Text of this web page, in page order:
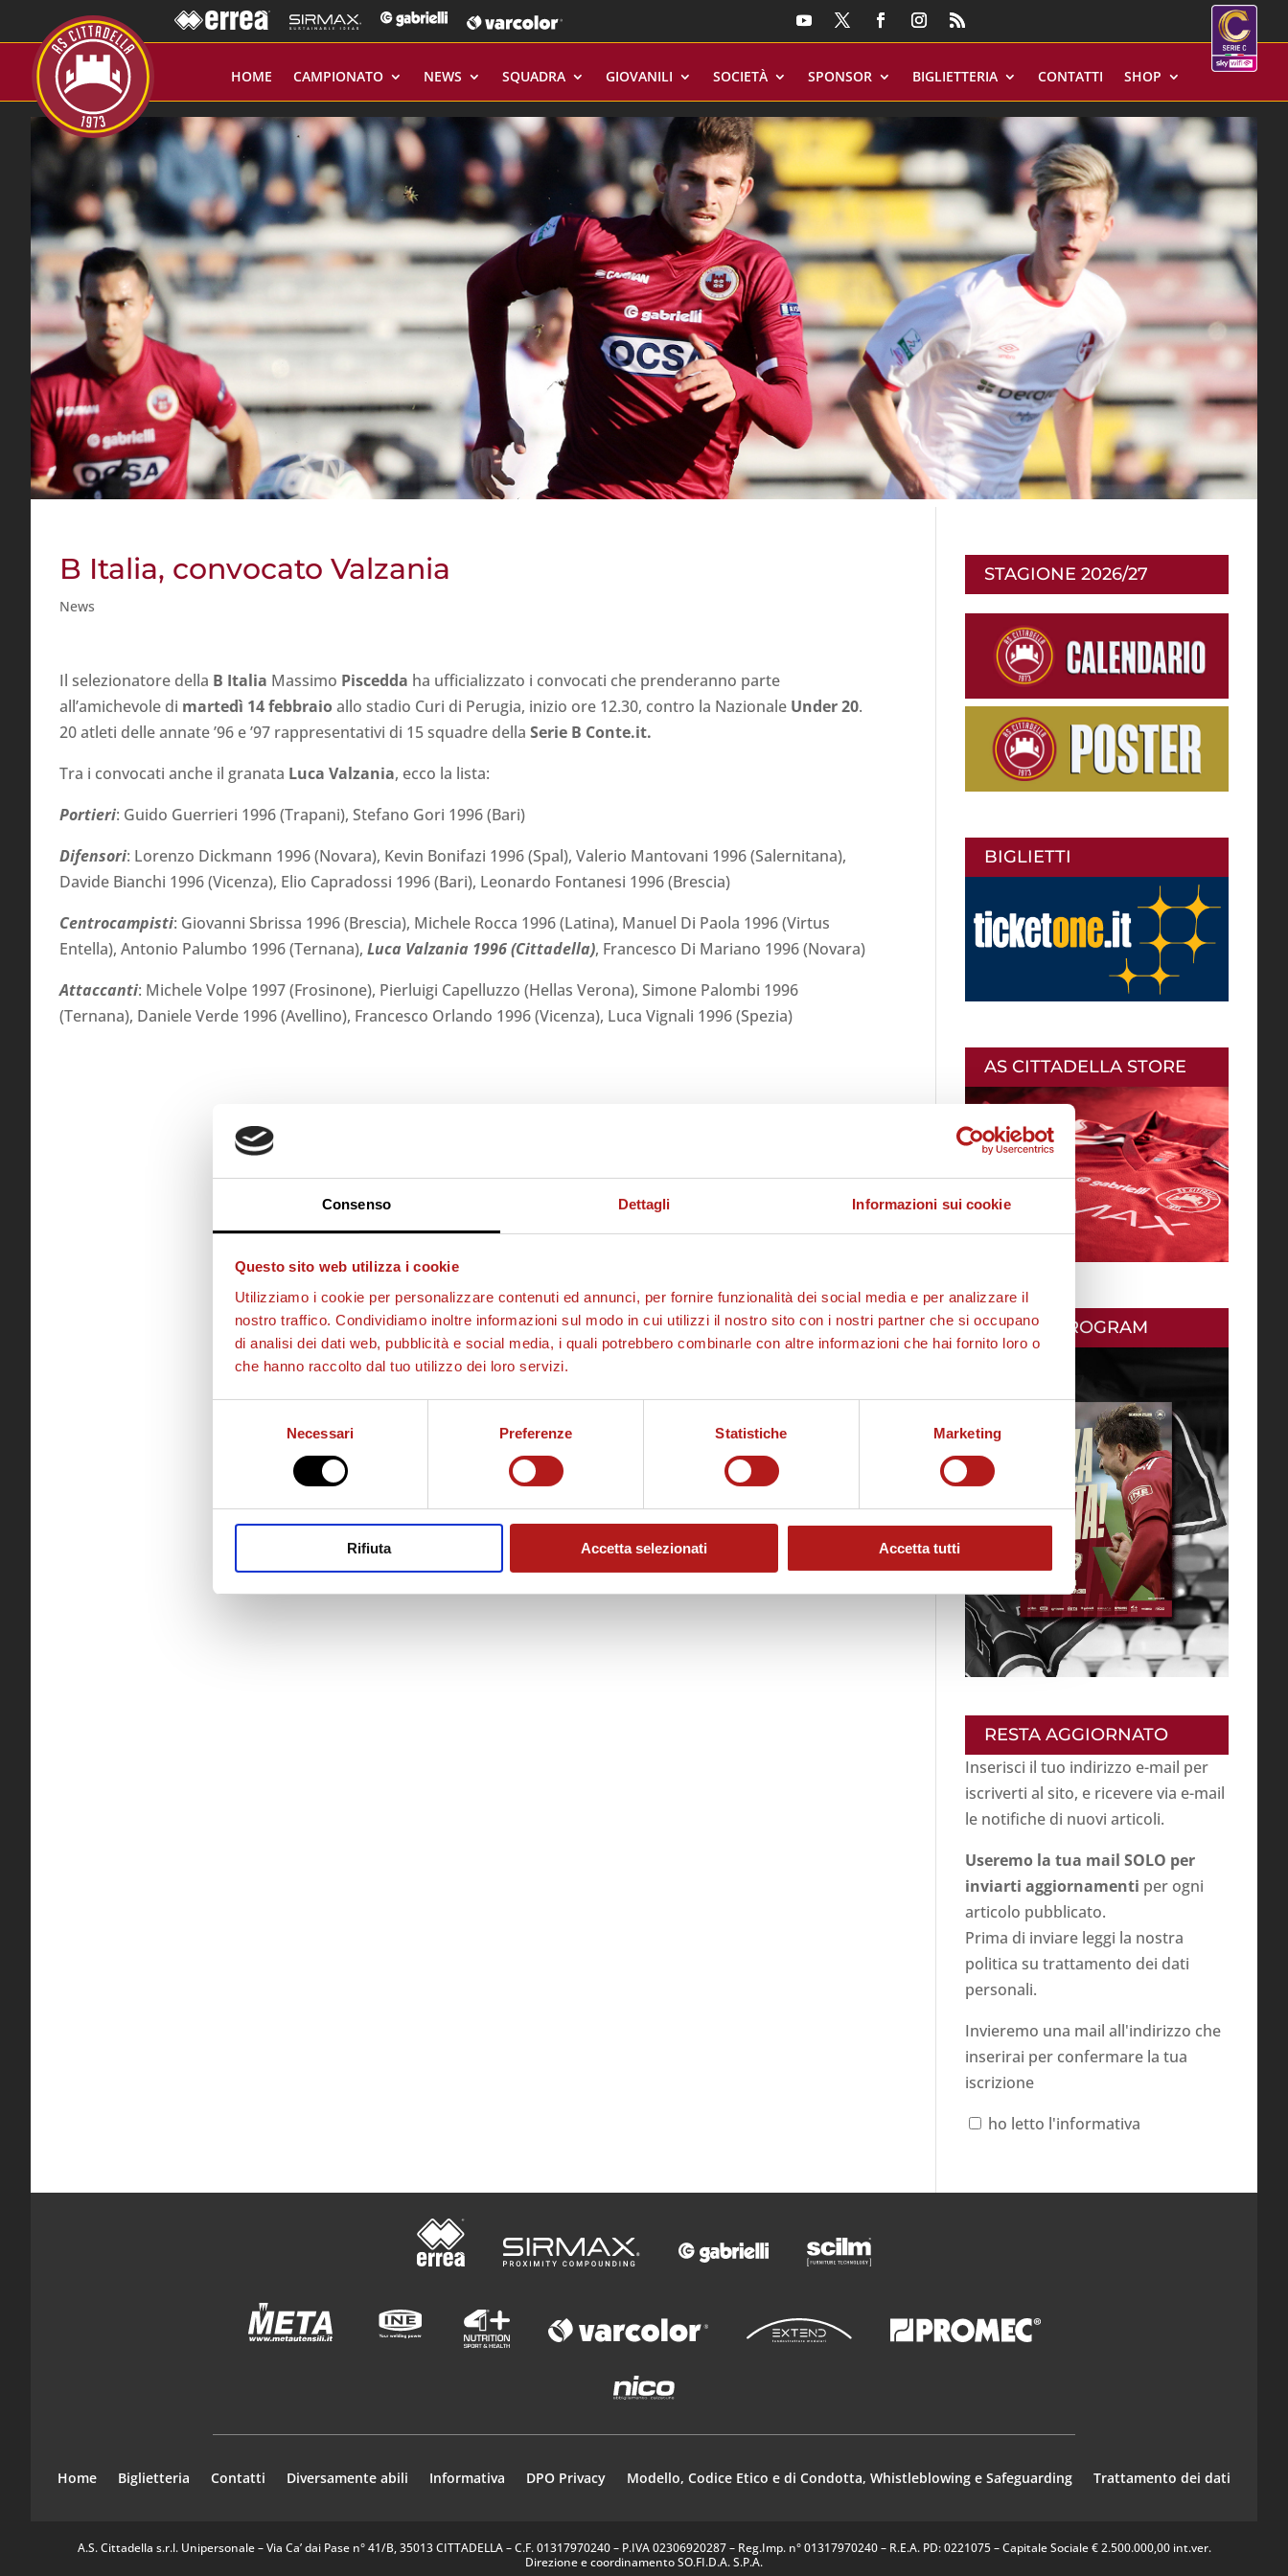
Consenso Dettagli Informazioni sui cookie
Questo sito web utilizza i cookie
Utilizziamo i cookie per personalizzare contenuti ed annunci, per fornire funzionalità dei social media e per analizzare il
nostro traffico. Condividiamo inoltre informazioni sul modo in cui utilizzi il nostro sito con i nostri partner che si occupano
di analisi dei dati web, pubblicità e social media, i quali potrebbero combinarle con altre informazioni che hai fornito loro o
che hanno raccolto dal tuo utilizzo dei loro servizi.
Necessari Preferenze Statistiche Marketing
Rifiuta Accetta selezionati Accetta tutti
HOME CAMPIONATO NEWS SQUADRA GIOVANILI SOCIETÀ SPONSOR BIGLIETTERIA CONTATTI SHOP
B Italia, convocato Valzania
News
Il selezionatore della B Italia Massimo Piscedda ha ufficializzato i convocati che prenderanno parte
all’amichevole di martedì 14 febbraioallo stadio Curi di Perugia, inizio ore 12.30, contro la Nazionale Under 20.
20 atleti delle annate ’96 e ’97 rappresentativi di 15 squadre della Serie B Conte.it.
Tra i convocati anche il granata Luca Valzania, ecco la lista:
Portieri: Guido Guerrieri 1996 (Trapani), Stefano Gori 1996 (Bari)
Difensori: Lorenzo Dickmann 1996 (Novara), Kevin Bonifazi 1996 (Spal), Valerio Mantovani 1996 (Salernitana),
Davide Bianchi 1996 (Vicenza), Elio Capradossi 1996 (Bari), Leonardo Fontanesi 1996 (Brescia)
Centrocampisti: Giovanni Sbrissa 1996 (Brescia), Michele Rocca 1996 (Latina), Manuel Di Paola 1996 (Virtus
Entella), Antonio Palumbo 1996 (Ternana), Luca Valzania 1996 (Cittadella), Francesco Di Mariano 1996 (Novara)
Attaccanti: Michele Volpe 1997 (Frosinone), Pierluigi Capelluzzo (Hellas Verona), Simone Palombi 1996
(Ternana), Daniele Verde 1996 (Avellino), Francesco Orlando 1996 (Vicenza), Luca Vignali 1996 (Spezia)
STAGIONE 2026/27
BIGLIETTI
AS CITTADELLA STORE
MATCH PROGRAM
RESTA AGGIORNATO
Inserisci il tuo indirizzo e-mail per
iscriverti al sito, e ricevere via e-mail
le notifiche di nuovi articoli.
Useremo la tua mail SOLO per
inviarti aggiornamenti per ogni
articolo pubblicato.
Prima di inviare leggi la nostra
politica su trattamento dei dati
personali.
Invieremo una mail all'indirizzo che
inserirai per confermare la tua
iscrizione
ho letto l'informativa
Home Biglietteria Contatti Diversamente abili Informativa DPO Privacy Modello, Codice Etico e di Condotta, Whistleblowing e Safeguarding Trattamento dei dati
A.S. Cittadella s.r.l. Unipersonale – Via Ca’ dai Pase n° 41/B, 35013 CITTADELLA – C.F. 01317970240 – P.IVA 02306920287 – Reg.Imp. n° 01317970240 – R.E.A. PD: 0221075 – Capitale Sociale € 2.500.000,00 int.ver.
Direzione e coordinamento SO.FI.D.A. S.P.A.